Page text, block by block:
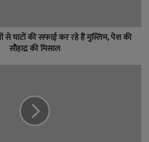
से घाटों की सफाई कर रहे हैं मुस्लिम, पेश की
सौहाद्र की मिसाल